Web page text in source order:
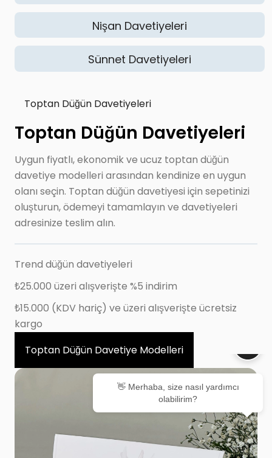
Nişan Davetiyeleri
Sünnet Davetiyeleri
Toptan Düğün Davetiyeleri
Toptan Düğün Davetiyeleri
Uygun fiyatlı, ekonomik ve ucuz toptan düğün
davetiye modelleri arasından kendinize en uygun
olanı seçin. Toptan düğün davetiyesi için sepetinizi
oluşturun, ödemeyi tamamlayın ve davetiyeleri
adresinize teslim alın.
Trend düğün davetiyeleri
₺25.000 üzeri alışverişte %5 indirim
₺15.000 (KDV hariç) ve üzeri alışverişte ücretsiz
kargo
Toptan Düğün Davetiye Modelleri